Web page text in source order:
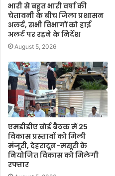
भारी से बहुत भारी वर्षा की
चेतावनी के बीच जिला प्रशासन
अलर्ट, सभी विभागों को हाई
अलर्ट पर रहने के निर्देश
August 5, 2026
एमडीडीए बोर्ड बैठक में 25
विकास प्रस्तावों को मिली
मंजूरी, देहरादून-मसूरी के
नियोजित विकास को मिलेगी
रफ्तार